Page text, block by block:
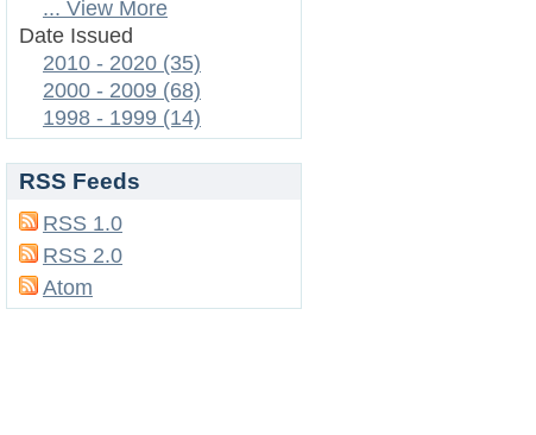
... View More
Date Issued
2010 - 2020 (35)
2000 - 2009 (68)
1998 - 1999 (14)
RSS Feeds
RSS 1.0
RSS 2.0
Atom